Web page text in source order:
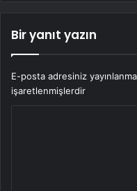
Bir yanıt yazın
E-posta adresiniz
işaretlenmişlerdir